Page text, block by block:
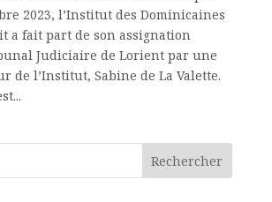
2023, l’Institut des Dominicaines
a fait part de son assignation
Judiciaire de Lorient par une
de l’Institut, Sabine de La Valette.
Rechercher